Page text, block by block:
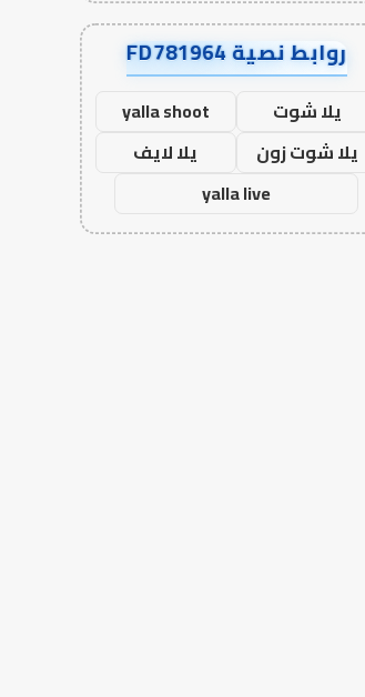
روابط نصية FD781964
يلا شوت
yalla shoot
يلا شوت زون
يلا لايف
yalla live